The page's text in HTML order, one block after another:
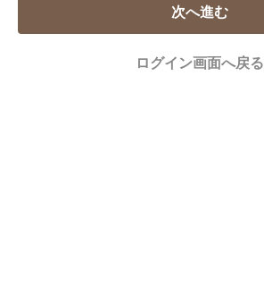
次へ進む
ログイン画面へ戻る